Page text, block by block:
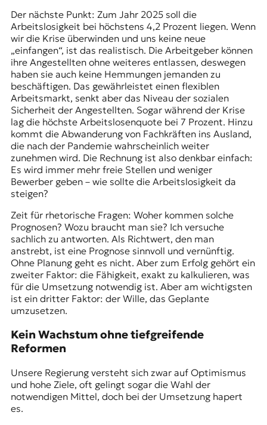
Der nächste Punkt: Zum Jahr 2025 soll die
Arbeitslosigkeit bei höchstens 4,2 Prozent liegen. Wenn
wir die Krise überwinden und uns keine neue
„einfangen“, ist das realistisch. Die Arbeitgeber können
ihre Angestellten ohne weiteres entlassen, deswegen
haben sie auch keine Hemmungen jemanden zu
beschäftigen. Das gewährleistet einen flexiblen
Arbeitsmarkt, senkt aber das Niveau der sozialen
Sicherheit der Angestellten. Sogar während der Krise
lag die höchste Arbeitslosenquote bei 7 Prozent. Hinzu
kommt die Abwanderung von Fachkräften ins Ausland,
die nach der Pandemie wahrscheinlich weiter
zunehmen wird. Die Rechnung ist also denkbar einfach:
Es wird immer mehr freie Stellen und weniger
Bewerber geben – wie sollte die Arbeitslosigkeit da
steigen?
Zeit für rhetorische Fragen: Woher kommen solche
Prognosen? Wozu braucht man sie? Ich versuche
sachlich zu antworten. Als Richtwert, den man
anstrebt, ist eine Prognose sinnvoll und vernünftig.
Ohne Planung geht es nicht. Aber zum Erfolg gehört ein
zweiter Faktor: die Fähigkeit, exakt zu kalkulieren, was
für die Umsetzung notwendig ist. Aber am wichtigsten
ist ein dritter Faktor: der Wille, das Geplante
umzusetzen.
Kein Wachstum ohne tiefgreifende
Reformen
Unsere Regierung versteht sich zwar auf Optimismus
und hohe Ziele, oft gelingt sogar die Wahl der
notwendigen Mittel, doch bei der Umsetzung hapert
es.